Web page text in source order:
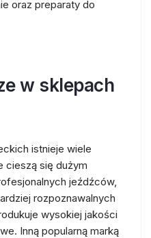
oraz preparaty do
w sklepach
istnieje wiele
cieszą się dużym
jeźdźców,
rozpoznawalnych
wysokiej jakości
Inną popularną marką